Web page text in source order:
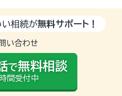
い相続が無料サポート！
い合わせ
で無料相談
間受付中